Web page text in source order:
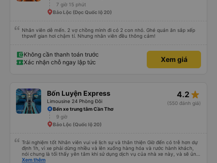
7 giờ 15 phút
Bảo Lộc (Dọc Quốc lộ 20)
Nhân viên dễ mến. 2 vợ chồng mình đi có 2 con nhỏ. Ghé quán ăn sắp xếp
thpwif gian hơi chậm tí. Nhưng nhân viên đều thông cảm!
Không cần thanh toán trước
Xác nhận chỗ ngay lập tức
Xem giá
Bốn Luyện Express
Limousine 24 Phòng Đôi
4.2 star_rate
(550 đánh giá)
Bến xe trung tâm Cần Thơ
9 giờ
Bảo Lộc (Quốc lộ 20)
Trải nghiệm tốt Nhân viên vui vẻ lịch sự và thân thiện Giờ đến có trễ hơn dự
định 1h, vì xe phải dừng nhiều và lên xuống hàng hóa và rước hành khách,
nói chung là tối thấy yên tâm khi sử dụng dịch vụ của nhà xe này, và sẽ ủng
hộ và giới thiệu cho người thân sử dụng dịch vụ của nhà xe này
Xem thêm